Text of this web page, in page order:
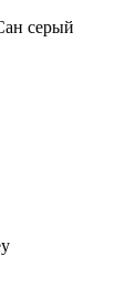
серый